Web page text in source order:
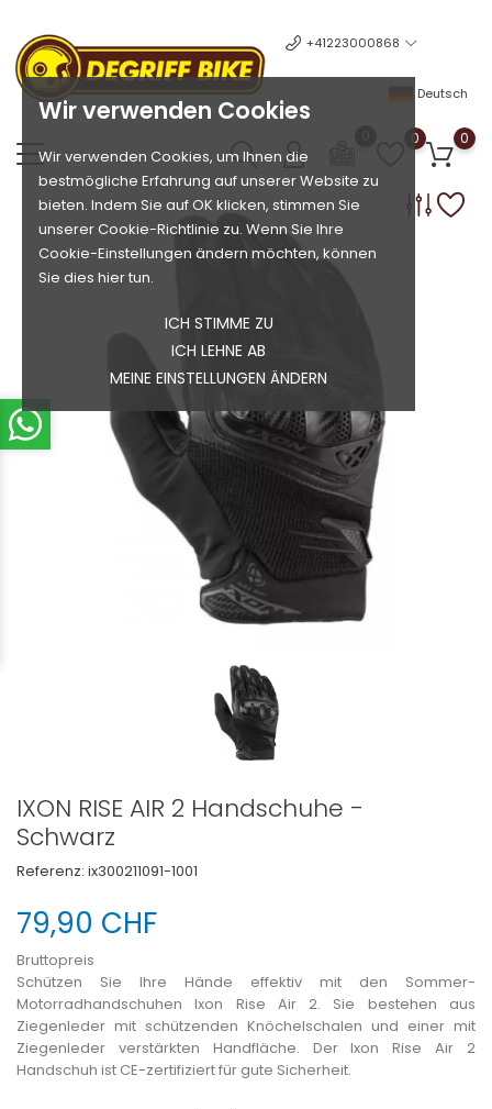
Wir verwenden Cookies
Wir verwenden Cookies, um Ihnen die
bestmögliche Erfahrung auf unserer Website zu
bieten. Indem Sie auf OK klicken, stimmen Sie
unserer Cookie-Richtlinie zu. Wenn Sie Ihre
Cookie-Einstellungen ändern möchten, können
Sie dies hier tun.
ICH STIMME ZU
ICH LEHNE AB
MEINE EINSTELLUNGEN ÄNDERN
+41223000868
Deutsch
0 0
IXON RISE AIR 2 Handschuhe -
Schwarz
Referenz: ix300211091-1001
79,90 CHF
Bruttopreis
Schützen Sie Ihre Hände effektiv mit den Sommer-
Motorradhandschuhen Ixon Rise Air 2. Sie bestehen aus
Ziegenleder mit schützenden Knöchelschalen und einer mit
Ziegenleder verstärkten Handfläche. Der Ixon Rise Air 2
Handschuh ist CE-zertifiziert für gute Sicherheit.